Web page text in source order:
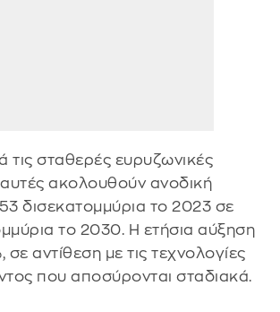
σταθερές ευρυζωνικές
αυτές ακολουθούν ανοδική
δισεκατομμύρια το 2023 σε
το 2030. Η ετήσια αύξηση
σε αντίθεση με τις τεχνολογίες
που αποσύρονται σταδιακά.